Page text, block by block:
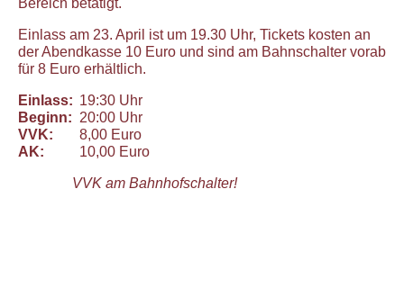
Bereich betätigt.
Einlass am 23. April ist um 19.30 Uhr, Tickets kosten an
der Abendkasse 10 Euro und sind am Bahnschalter vorab
für 8 Euro erhältlich.
Einlass: 19:30 Uhr
Beginn: 20:00 Uhr
VVK:
8,00 Euro
AK:
10,00 Euro
VVK am Bahnhofschalter!